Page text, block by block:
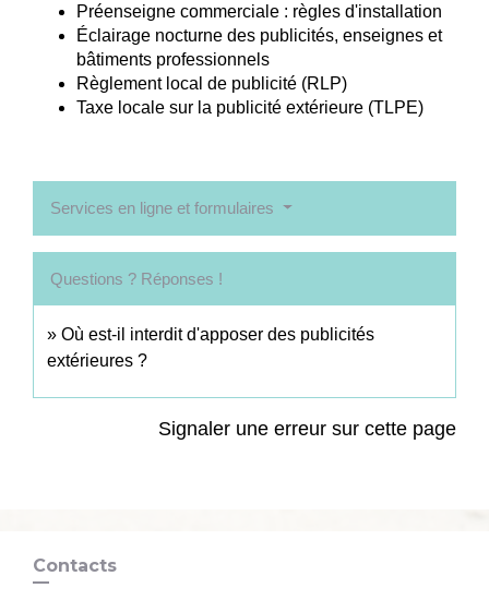
Préenseigne commerciale : règles d'installation
Éclairage nocturne des publicités, enseignes et
bâtiments professionnels
Règlement local de publicité (RLP)
Taxe locale sur la publicité extérieure (TLPE)
Services en ligne et formulaires
Questions ? Réponses !
Où est-il interdit d'apposer des publicités
extérieures ?
Signaler une erreur sur cette page
Contacts